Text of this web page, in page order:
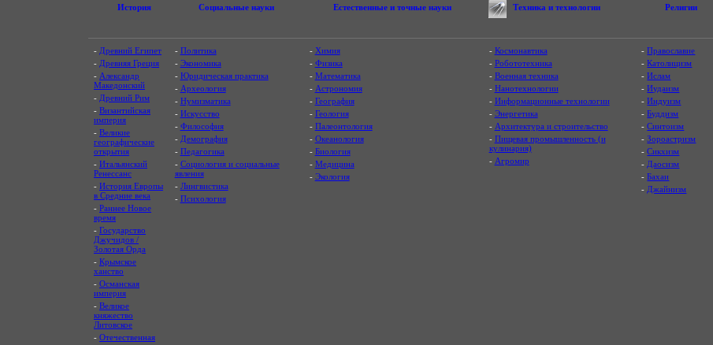
История Социальные науки Естественные и точные науки Техника и технологии Религии
- Древний Египет
- Древняя Греция
- Александр
Македонский
- Древний Рим
- Византийская
империя
- Великие
географические
открытия
- Итальянский
Ренессанс
- История Европы
в Средние века
- Раннее Новое
время
- Государство
Джучидов /
Золотая Орда
- Крымское
ханство
- Османская
империя
- Великое
княжество
Литовское
- Отечественная
- Политика
- Экономика
- Юридическая практика
- Археология
- Нумизматика
- Искусство
- Философия
- Демография
- Педагогика
- Социология и социальные
явления
- Лингвистика
- Психология
- Химия
- Физика
- Математика
- Астрономия
- География
- Геология
- Палеонтология
- Океанология
- Биология
- Медицина
- Экология
- Космонавтика
- Робототехника
- Военная техника
- Нанотехнологии
- Информационные технологии
- Энергетика
- Архитектура и строительство
- Пищевая промышленность (и
кулинария)
- Агромир
-Православие
-Католицизм
-Ислам
-Иудаизм
-Индуизм
-Буддизм
-Синтоизм
-Зороастризм
-Сикхизм
- Даосизм
-Бахаи
- Джайнизм